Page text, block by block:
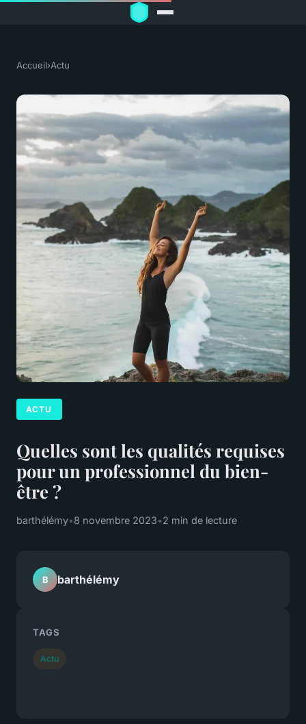
Accueil›Actu
ACTU
Quelles sont les qualités requises
pour un professionnel du bien-
être ?
barthélémy•8 novembre 2023•2 min de lecture
B barthélémy
TAGS
Actu